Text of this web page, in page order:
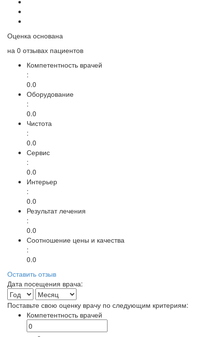
Оценка основана
на 0 отзывах пациентов
Компетентность врачей
:
0.0
Оборудование
:
0.0
Чистота
:
0.0
Сервис
:
0.0
Интерьер
:
0.0
Результат лечения
:
0.0
Соотношение цены и качества
:
0.0
Оставить отзыв
Дата посещения врача:
Поставьте свою оценку врачу по следующим критериям:
Компетентность врачей